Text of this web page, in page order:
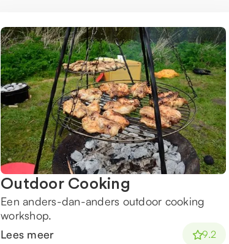
Outdoor Cooking
Een anders-dan-anders outdoor cooking
workshop.
Lees meer
9.2